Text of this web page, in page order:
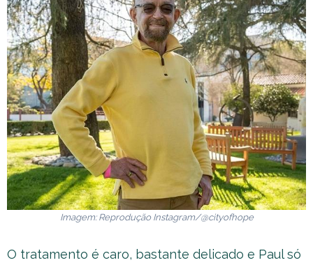
Imagem: Reprodução Instagram/@cityofhope
O tratamento é caro, bastante delicado e Paul só